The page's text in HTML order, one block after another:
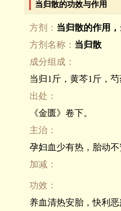
当归散的功效与作用
方剂： 当归散的作用
方剂名称： 当归散
成分组成：
当归1斤，黄芩1斤，
出处：
《金匮》卷下。
主治：
孕妇血少有热，胎动
加减：
功效：
养血清热安胎，快利恶